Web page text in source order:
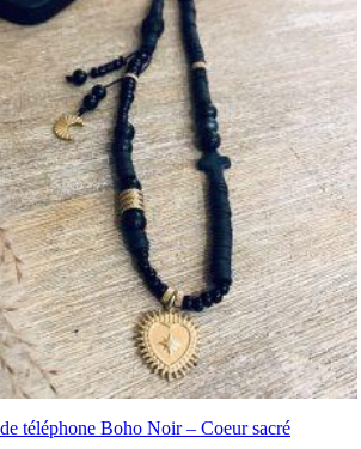
téléphone Boho Noir – Coeur sacré